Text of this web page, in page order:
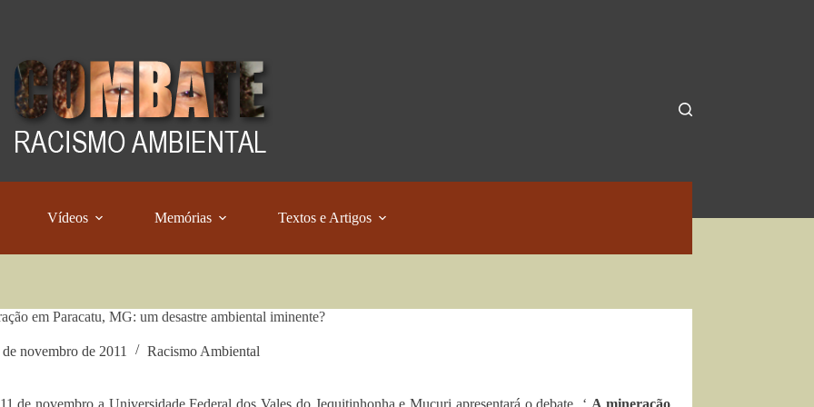
Vídeos Memórias Textos e Artigos
em Paracatu, MG: um desastre ambiental iminente?
de novembro de 2011 Racismo Ambiental
de novembro a Universidade Federal dos Vales do Jequitinhonha e Mucuri apresentará o debate ‘ A mineração